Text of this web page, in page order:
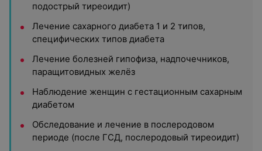
подострый тиреоидит)
Лечение сахарного диабета 1 и 2 типов,
специфических типов диабета
Лечение болезней гипофиза, надпочечников,
паращитовидных желёз
Наблюдение женщин с гестационным сахарным
диабетом
Обследование и лечение в послеродовом
периоде (после ГСД, послеродовый тиреоидит)